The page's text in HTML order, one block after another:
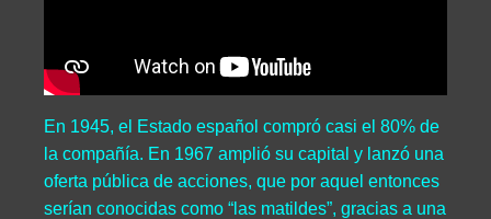
En 1945, el Estado español compró casi el 80% de
la compañía. En 1967 amplió su capital y lanzó una
oferta pública de acciones, que por aquel entonces
serían conocidas como “las matildes”, gracias a una